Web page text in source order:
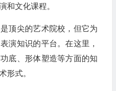
和文化课程。
顶尖的艺术院校，但它为
演知识的平台。在这里，
底、形体塑造等方面的知
形式。